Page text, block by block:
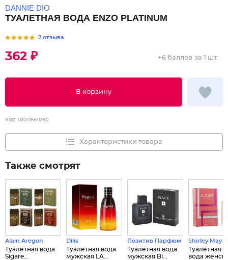
DANNIE DIO
ТУАЛЕТНАЯ ВОДА ENZO PLATINUM
2 отзыва
362 ₽
В корзину
+6 баллов за 1 шт.
Код: 1000661090
Характеристики товара
Также смотрят
Alain Aregon
Туалетная вода
Sigare...
Dilis
Туалетная вода
мужская LA...
Позитив Парфюм
Туалетная вода
мужская Bl...
Shirley May
Туалетная
вода